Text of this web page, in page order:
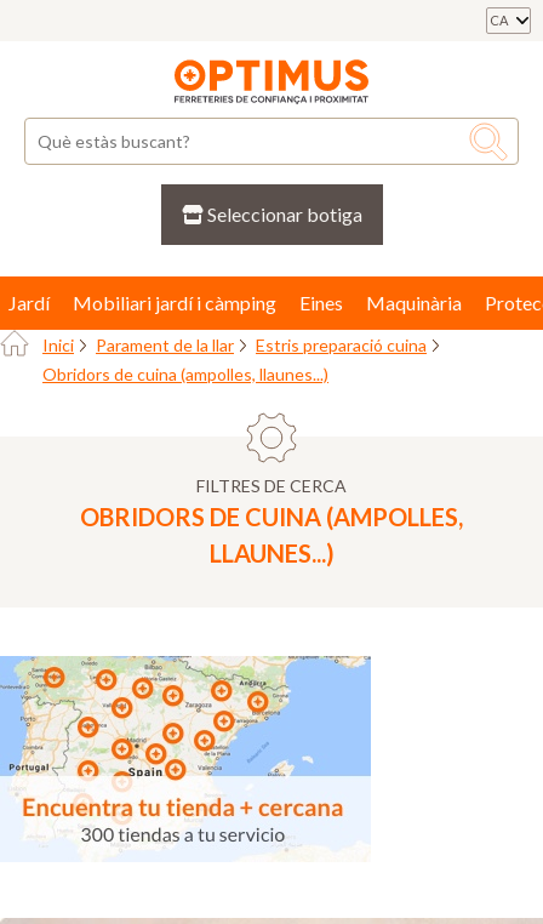
CA
Seleccionar botiga
Jardí Mobiliari jardí i càmping Eines Maquinària
Inici Parament de la llar
Estris preparació cuina
Obridors de cuina (ampolles, llaunes...)
FILTRES DE CERCA
OBRIDORS DE CUINA (AMPOLLES,
LLAUNES...)